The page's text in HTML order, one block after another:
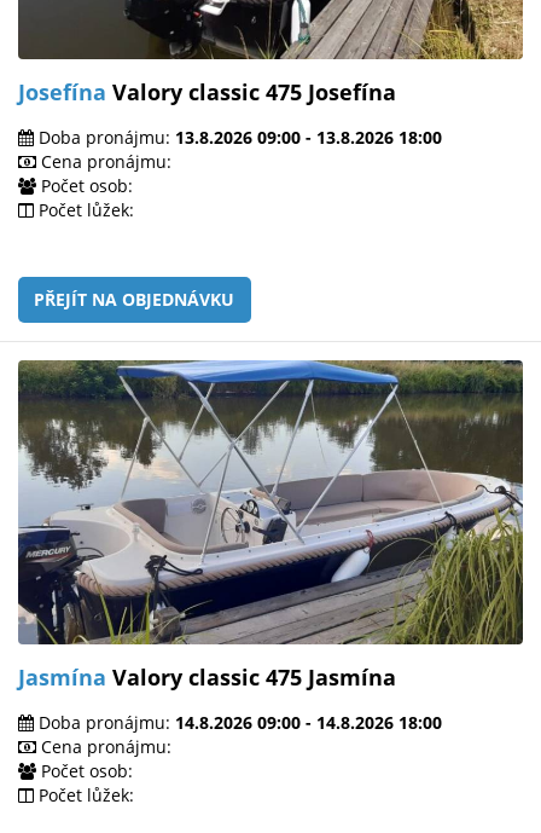
Josefína Valory classic 475 Josefína
Doba pronájmu: 13.8.2026 09:00 - 13.8.2026 18:00
Cena pronájmu:
Počet osob:
Počet lůžek:
PŘEJÍT NA OBJEDNÁVKU
Jasmína Valory classic 475 Jasmína
Doba pronájmu: 14.8.2026 09:00 - 14.8.2026 18:00
Cena pronájmu:
Počet osob:
Počet lůžek: